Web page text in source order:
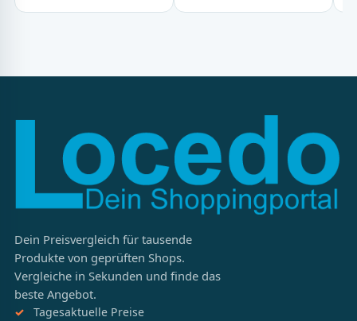
Dein Preisvergleich für tausende
Produkte von geprüften Shops.
Vergleiche in Sekunden und finde das
beste Angebot.
Tagesaktuelle Preise